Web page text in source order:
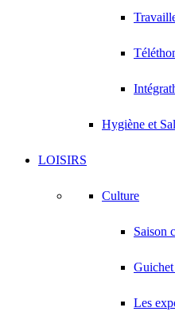
Hygiène et
LOISIRS
Culture
Saison
Les